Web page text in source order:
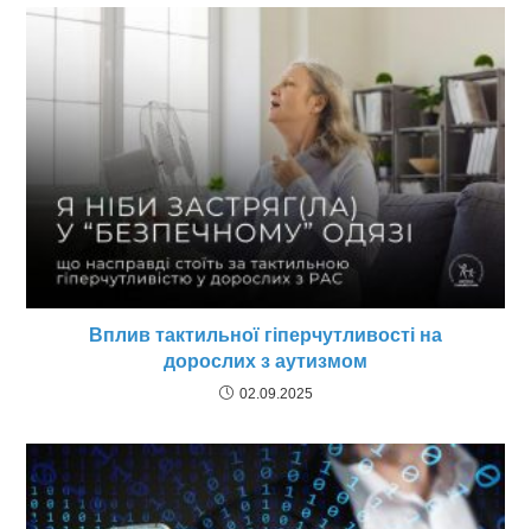
Вплив тактильної гіперчутливості на
дорослих з аутизмом
02.09.2025